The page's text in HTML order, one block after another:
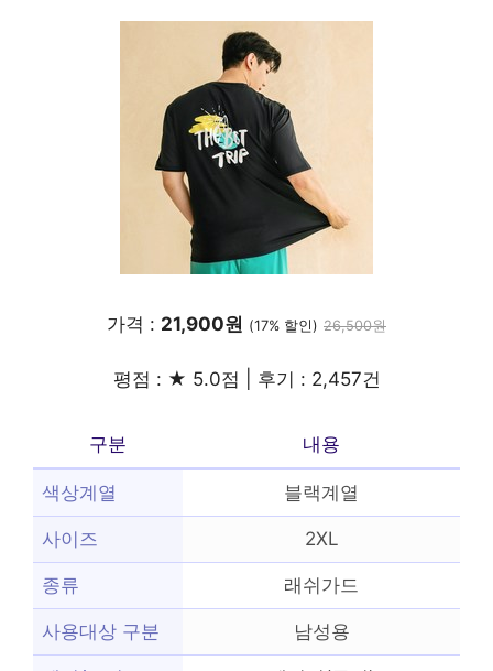
가격 : 21,900원 (17% 할인) 26,500원
평점 : ★ 5.0점 | 후기 : 2,457건
구분 내용
색상계열 블랙계열
사이즈 2XL
종류 래쉬가드
사용대상 구분 남성용